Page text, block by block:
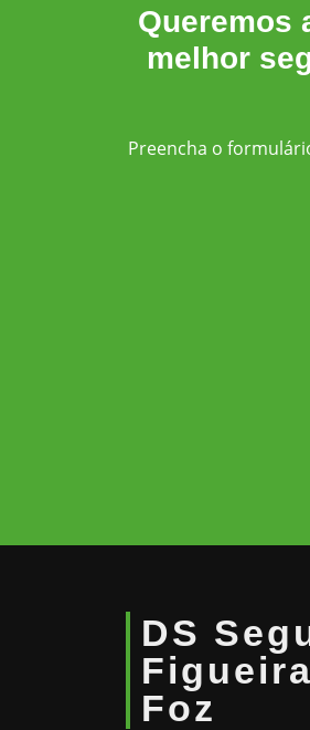
Queremos
melhor
Preencha o
DS
Foz